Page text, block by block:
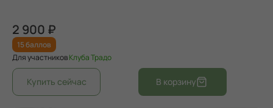
2 900 ₽
15 баллов
Для участниковКлуба Традо